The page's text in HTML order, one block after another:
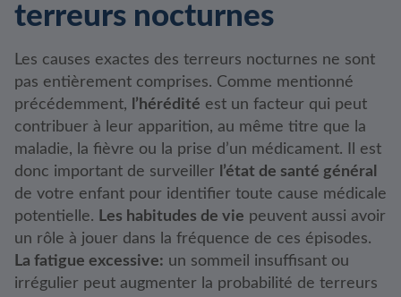
terreurs nocturnes
Les causes exactes des terreurs nocturnes ne sont
pas entièrement comprises. Comme mentionné
précédemment,
l’hérédité est un facteur qui peut
contribuer à leur apparition, au même titre que la
maladie, la fièvre ou la prise d’un médicament. Il est
donc important de surveiller l’état de santé général
de votre enfant pour identifier toute cause médicale
potentielle. Les habitudes de vie peuvent aussi avoir
un rôle à jouer dans la fréquence de ces épisodes.
La fatigue excessive: un sommeil insuffisant ou
irrégulier peut augmenter la probabilité de terreurs